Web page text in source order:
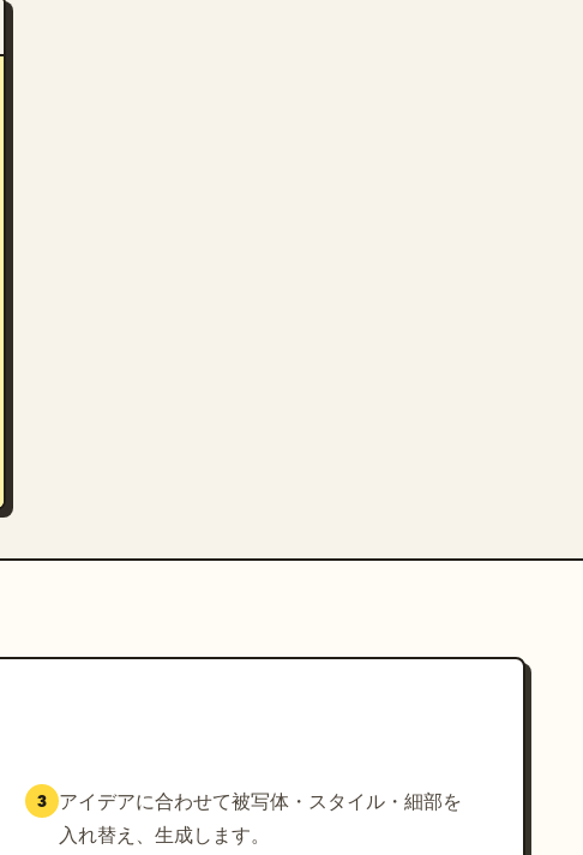
3
アイデアに合わせて被写体・スタイル・細部を
入れ替え、生成します。